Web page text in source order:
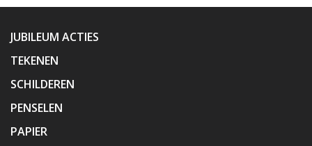
JUBILEUM ACTIES
TEKENEN
SCHILDEREN
PENSELEN
PAPIER